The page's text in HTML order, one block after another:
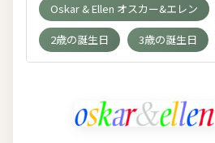
Oskar & Ellen オスカー&エレン
2歳の誕生日
3歳の誕生日